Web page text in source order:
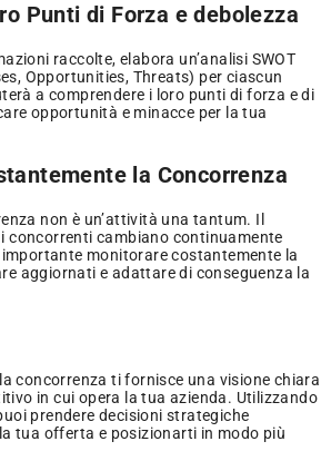
Punti di Forza e debolezza
raccolte, elabora un’analisi SWOT
Opportunities, Threats) per ciascun
a comprendere i loro punti di forza e di
opportunità e minacce per la tua
la Concorrenza
non è un’attività una tantum. Il
concorrenti cambiano continuamente
monitorare costantemente la
aggiornati e adattare di conseguenza la
concorrenza ti fornisce una visione chiara
in cui opera la tua azienda. Utilizzando
prendere decisioni strategiche
tua offerta e posizionarti in modo più